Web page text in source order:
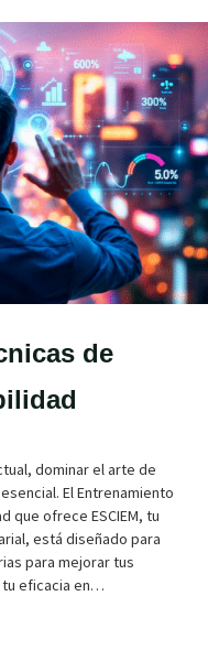
de
dominar el arte de
El Entrenamiento
que ofrece ESCIEM, tu
está diseñado para
para mejorar tus
tu eficacia en…